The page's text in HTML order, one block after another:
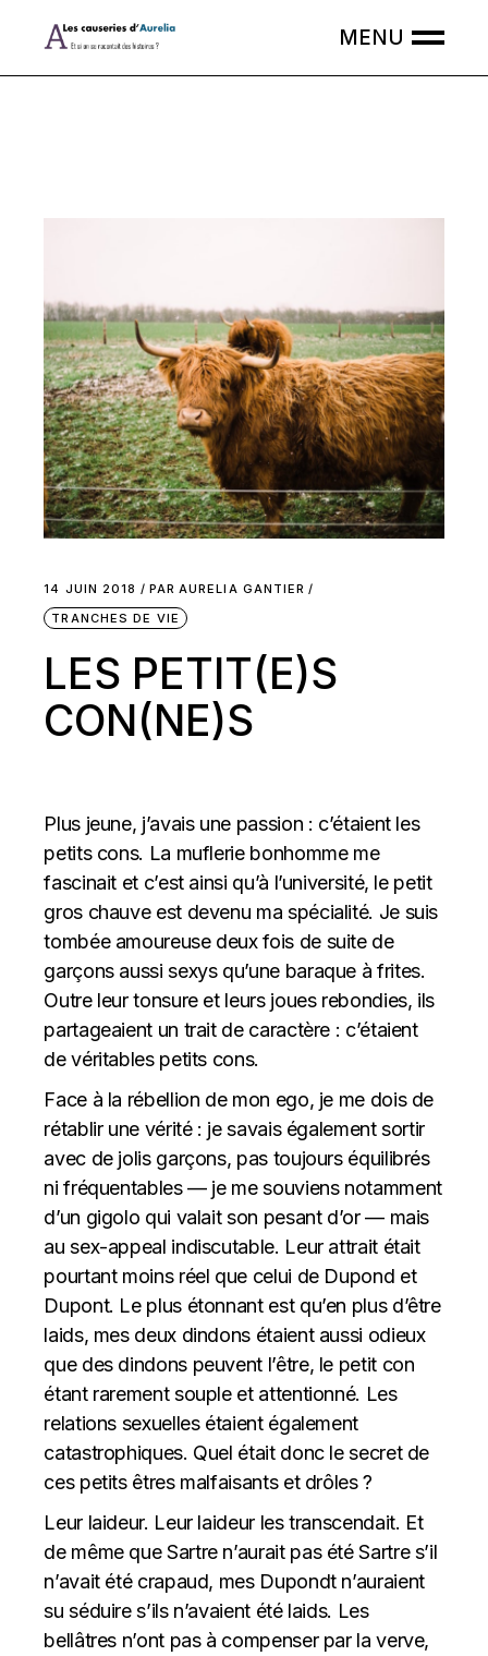
14 JUIN 2018 PAR AURELIA GANTIER
TRANCHES DE VIE
LES PETIT(E)S
CON(NE)S
Plus jeune, j’avais une passion : c’étaient les
petits cons. La muflerie bonhomme me
fascinait et c’est ainsi qu’à l’université, le petit
gros chauve est devenu ma spécialité. Je suis
tombée amoureuse deux fois de suite de
garçons aussi sexys qu’une baraque à frites.
Outre leur tonsure et leurs joues rebondies, ils
partageaient un trait de caractère : c’étaient
de véritables petits cons.
Face à la rébellion de mon ego, je me dois de
rétablir une vérité : je savais également sortir
avec de jolis garçons, pas toujours équilibrés
ni fréquentables — je me souviens notamment
d’un gigolo qui valait son pesant d’or — mais
au sex-appeal indiscutable. Leur attrait était
pourtant moins réel que celui de Dupond et
Dupont. Le plus étonnant est qu’en plus d’être
laids, mes deux dindons étaient aussi odieux
que des dindons peuvent l’être, le petit con
étant rarement souple et attentionné. Les
relations sexuelles étaient également
catastrophiques. Quel était donc le secret de
ces petits êtres malfaisants et drôles ?
Leur laideur. Leur laideur les transcendait. Et
de même que Sartre n’aurait pas été Sartre s’il
n’avait été crapaud, mes Dupondt n’auraient
su séduire s’ils n’avaient été laids. Les
bellâtres n’ont pas à compenser par la verve,